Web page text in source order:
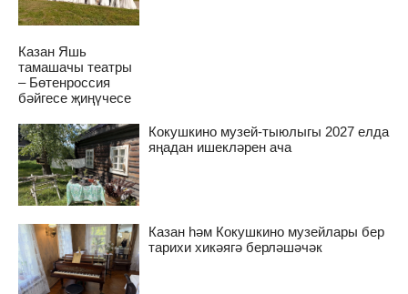
Казан Яшь
тамашачы театры
– Бөтенроссия
бәйгесе җиңүчесе
Кокушкино музей-тыюлыгы 2027 елда
яңадан ишекләрен ача
Казан һәм Кокушкино музейлары бер
тарихи хикәягә берләшәчәк